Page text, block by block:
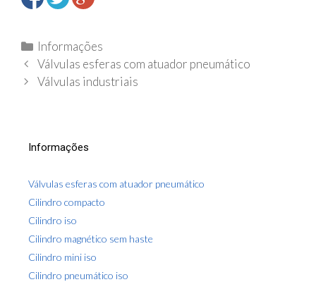
C
a
t
r
a
s
Informações
N
a
Válvulas esferas com atuador pneumático
Válvulas industriais
Informações
Válvulas esferas com atuador pneumático
Cilindro compacto
Cilindro iso
Cilindro magnético sem haste
Cilindro mini iso
Cilindro pneumático iso